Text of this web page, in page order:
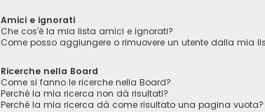
Amici e ignorati
Che cos’è la mia lista amici e ignorati?
Come posso aggiungere o rimuovere un utente dalla mia
Ricerche nella Board
Come si fanno le ricerche nella Board?
Perché la mia ricerca non dà risultati?
Perché la mia ricerca dà come risultato una pagina vuota?